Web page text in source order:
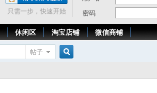
密码
只需一步，快速开始
休闲区 淘宝店铺 微信商铺
帖子